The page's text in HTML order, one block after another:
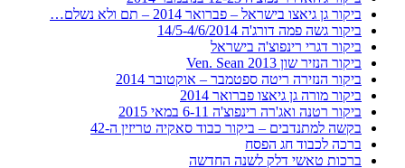
ביקור גן גיאצו בישראל – פברואר 2014 – תם ולא נשלם…
ביקור גשה פמה דורג'ה 14/5-4/6/2014
ביקור דגרי רינפוצ'ה בישראל
ביקור הנזיר שון 2013 Ven. Sean
ביקור הנזירה ריטה ספטמבר – אוקטובר 2014
ביקור מורה גן גיאצו פברואר 2014
ביקור רטנה ואג'רה רינפוצ'ה 6-11 במאי 2015
בקשה למתנדבים – ביקור כבוד סאקיה טריזין ה-42
ברכה לכבוד חג הפסח
ברכות טאשי דלק לשנה החדשה